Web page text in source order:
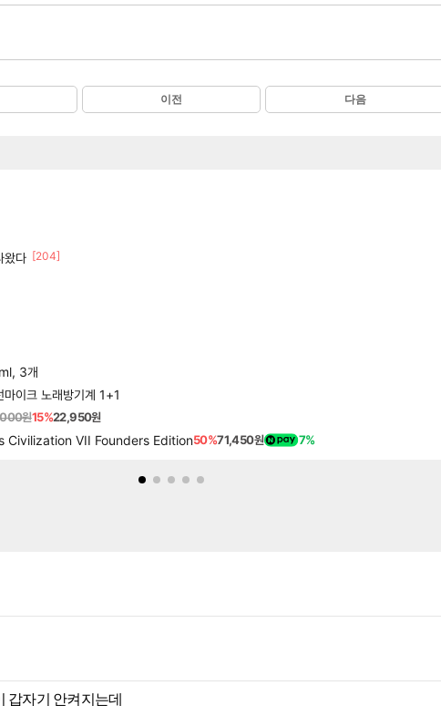
이전 다음
왔다 [204]
3개
이크 노래방기계 1+1
원15%22,950원
Civilization VII Founders Edition50%71,450원 7%
갑자기 안켜지는데